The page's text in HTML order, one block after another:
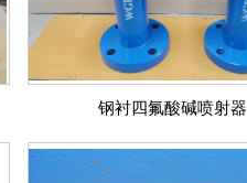
钢衬四氟酸碱喷射器